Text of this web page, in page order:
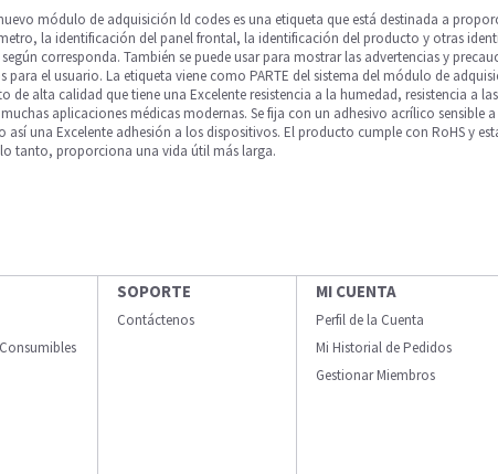
módulo de adquisición ld codes es una etiqueta que está destinada a
la identificación del panel frontal, la identificación del producto y otras
corresponda. También se puede usar para mostrar las advertencias y
para el usuario. La etiqueta viene como PARTE del sistema del módulo de
de alta calidad que tiene una Excelente resistencia a la humedad, resistencia a
aplicaciones médicas modernas. Se fija con un adhesivo acrílico
una Excelente adhesión a los dispositivos. El producto cumple con RoHS y
tanto, proporciona una vida útil más larga.
SOPORTE
Contáctenos
MI CUENTA
Perfil de la Cuenta
Mi Historial de Pedidos
Gestionar Miembros